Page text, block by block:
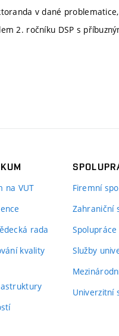
v dané
2. ročníku DSP s
na VUT
rada
kvality
Firemní
Zahraniční
Služby
Univerzitní